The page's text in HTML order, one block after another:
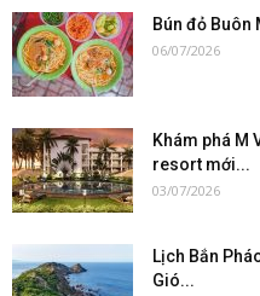
Bún đỏ Buôn
06/07/2026
Khám phá M
resort mới...
03/07/2026
Lịch Bắn
Gió...